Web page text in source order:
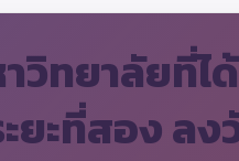
วิทยาลัยที่
ะที่สอง ล